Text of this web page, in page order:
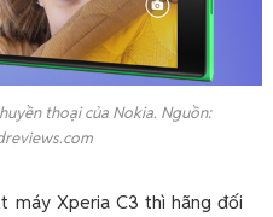
thoại của Nokia. Nguồn:
máy Xperia C3 thì hãng đối